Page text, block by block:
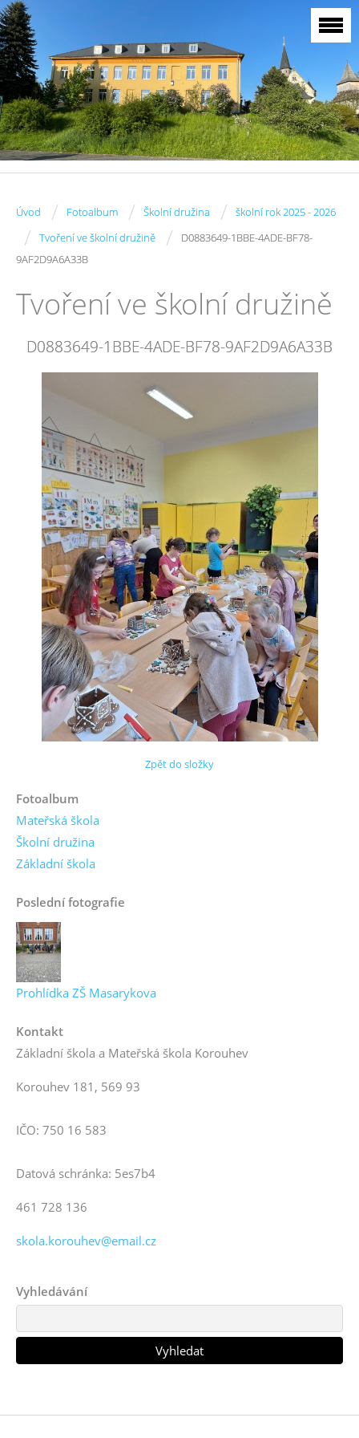
Úvod / Fotoalbum / Školní družina / školní rok 2025 - 2026
/ Tvoření ve školní družině /
D0883649-1BBE-4ADE-BF78-
9AF2D9A6A33B
Tvoření ve školní družině
D0883649-1BBE-4ADE-BF78-9AF2D9A6A33B
Zpět do složky
Fotoalbum
Mateřská škola
Školní družina
Základní škola
Poslední fotografie
Prohlídka ZŠ Masarykova
Kontakt
Základní škola a Mateřská škola Korouhev
Korouhev 181, 569 93
IČO: 750 16 583
Datová schránka: 5es7b4
461 728 136
skola.korouhev@email.cz
Vyhledávání